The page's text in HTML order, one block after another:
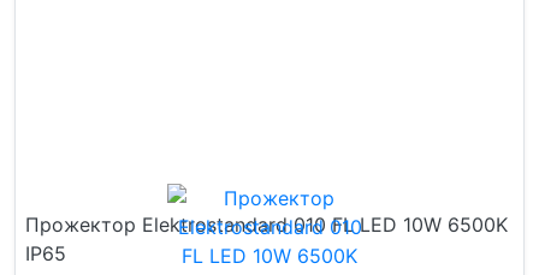
Прожектор Elektrostandard 010 FL LED 10W 6500K
IP65